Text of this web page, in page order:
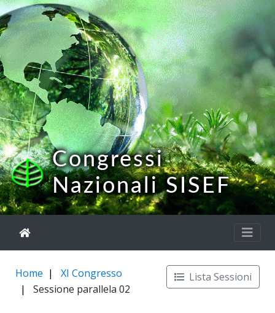
Congressi
Nazionali SISEF
Lista Sessioni
Home
XI Congresso
Sessione parallela 02